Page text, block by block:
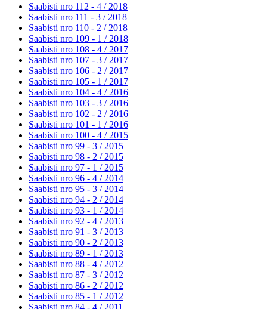
Saabisti nro 112 - 4 / 2018
Saabisti nro 111 - 3 / 2018
Saabisti nro 110 - 2 / 2018
Saabisti nro 109 - 1 / 2018
Saabisti nro 108 - 4 / 2017
Saabisti nro 107 - 3 / 2017
Saabisti nro 106 - 2 / 2017
Saabisti nro 105 - 1 / 2017
Saabisti nro 104 - 4 / 2016
Saabisti nro 103 - 3 / 2016
Saabisti nro 102 - 2 / 2016
Saabisti nro 101 - 1 / 2016
Saabisti nro 100 - 4 / 2015
Saabisti nro 99 - 3 / 2015
Saabisti nro 98 - 2 / 2015
Saabisti nro 97 - 1 / 2015
Saabisti nro 96 - 4 / 2014
Saabisti nro 95 - 3 / 2014
Saabisti nro 94 - 2 / 2014
Saabisti nro 93 - 1 / 2014
Saabisti nro 92 - 4 / 2013
Saabisti nro 91 - 3 / 2013
Saabisti nro 90 - 2 / 2013
Saabisti nro 89 - 1 / 2013
Saabisti nro 88 - 4 / 2012
Saabisti nro 87 - 3 / 2012
Saabisti nro 86 - 2 / 2012
Saabisti nro 85 - 1 / 2012
Saabisti nro 84 - 4 / 2011